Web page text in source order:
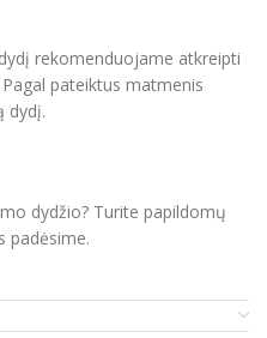
rekomenduojame atkreipti
pateiktus matmenis
dydį.
dydžio? Turite papildomų
padėsime.